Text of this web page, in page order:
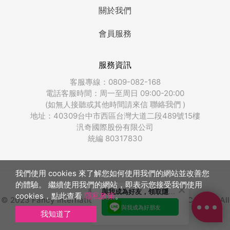
關於我們
會員服務
服務資訊
客服專線：0809-082-168
電話客服時間：周一至周日 09:00-20:00
(如無人接聽或其他時間請來信 聯絡我們)
地址：40309台中市西區台灣大道二段489號15樓
汎奇國際股份有限公司
統編 80317830
販奇網版權所有
© 2023 Fancy International Integrated Marketing Co., Ltd. All
Rights Reserved.
我們使用 cookies 來了解您如何使用我們的網站並改善您
的體驗。 繼續使用我們的網站，即表示您接受我們使用
cookies，點此查看 隱私政策。
我知道了
販奇網
✨今年夏天~重現肌膚通透感✨
回覆至 販奇網
與我成為好友，領取隱藏優惠
與我成為好朋友